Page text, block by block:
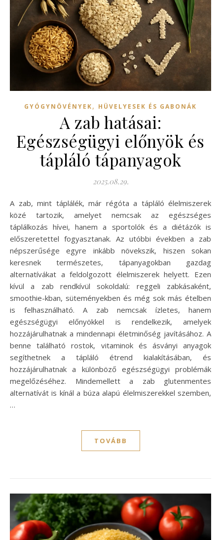
GYÓGYNÖVÉNYEK, HÜVELYESEK ÉS GABONÁK
A zab hatásai:
Egészségügyi előnyök és
tápláló tápanyagok
2025.08.29.
A zab, mint táplálék, már régóta a tápláló élelmiszerek
közé tartozik, amelyet nemcsak az egészséges
táplálkozás hívei, hanem a sportolók és a diétázók is
előszeretettel fogyasztanak. Az utóbbi években a zab
népszerűsége egyre inkább növekszik, hiszen sokan
keresnek természetes, tápanyagokban gazdag
alternatívákat a feldolgozott élelmiszerek helyett. Ezen
kívül a zab rendkívül sokoldalú: reggeli zabkásaként,
smoothie-kban, süteményekben és még sok más ételben
is felhasználható. A zab nemcsak ízletes, hanem
egészségügyi előnyökkel is rendelkezik, amelyek
hozzájárulhatnak a mindennapi életminőség javításához. A
benne található rostok, vitaminok és ásványi anyagok
segíthetnek a tápláló étrend kialakításában, és
hozzájárulhatnak a különböző egészségügyi problémák
megelőzéséhez. Mindemellett a zab glutenmentes
alternatívát is kínál a búza alapú élelmiszerekkel szemben,
…
TOVÁBB